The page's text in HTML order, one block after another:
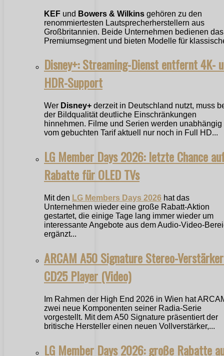
KEF und Bowers & Wilkins gehören zu den
renommiertesten Lautsprecherherstellern aus
Großbritannien. Beide Unternehmen bedienen das
Premiumsegment und bieten Modelle für
Disney+: Streaming-Dienst entfernt 4K-
HDR-Support
Wer Disney+ derzeit in Deutschland nutzt, muss
der Bildqualität deutliche Einschränkungen
hinnehmen. Filme und Serien werden unabhängig
vom gebuchten Tarif aktuell nur noch in Full HD...
LG Member Days 2026: letzte Chance
Rabatte für OLED TVs
Mit den LG Members Days 2026 hat das
Unternehmen wieder eine große Rabatt-Aktion
gestartet, die einige Tage lang immer wieder um
interessante Angebote aus dem Audio-Video-
ergänzt...
ARCAM A50 Signature Stereo-
CD25 Player (Video)
Im Rahmen der High End 2026 in Wien hat
zwei neue Komponenten seiner Radia-Serie
vorgestellt. Mit dem A50 Signature präsentiert der
britische Hersteller einen neuen Vollverstärker,...
LG Member Days 2026: große Rabatte